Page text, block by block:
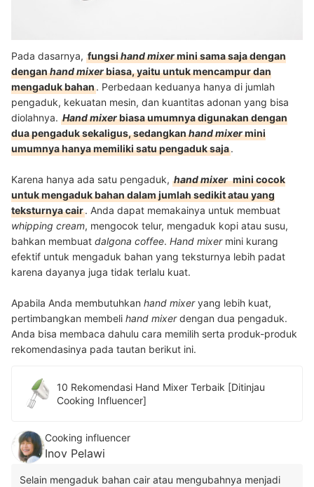
Pada dasarnya, fungsihand mixermini sama saja dengan
denganhand mixerbiasa, yaitu untuk mencampur dan
mengaduk bahan. Perbedaan keduanya hanya di jumlah
pengaduk, kekuatan mesin, dan kuantitas adonan yang bisa
diolahnya. Hand mixerbiasa umumnya digunakan dengan
dua pengaduk sekaligus, sedangkanhand mixermini
umumnya hanya memiliki satu pengaduk saja.
Karena hanya ada satu pengaduk, hand mixer mini cocok
untuk mengaduk bahan dalam jumlah sedikit atau yang
teksturnya cair. Anda dapat memakainya untuk membuat
whipping cream, mengocok telur, mengaduk kopi atau susu,
bahkan membuat dalgona coffee. Hand mixer mini kurang
efektif untuk mengaduk bahan yang teksturnya lebih padat
karena dayanya juga tidak terlalu kuat.
Apabila Anda membutuhkan hand mixeryang lebih kuat,
pertimbangkan membeli hand mixerdengan dua pengaduk.
Anda bisa membaca dahulu cara memilih serta produk-produk
rekomendasinya pada tautan berikut ini.
10 Rekomendasi Hand Mixer Terbaik [Ditinjau
Cooking Influencer]
Cooking influencer
Inov Pelawi
Selain mengaduk bahan cair atau mengubahnya menjadi